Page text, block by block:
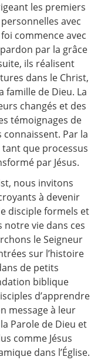
les premiers
avec
commence avec
par la grâce
ils réalisent
dans le Christ,
famille de Dieu. La
changés et des
témoignages de
connaissent. Par la
que processus
par Jésus.
nous invitons
à devenir
disciple formels et
notre vie dans ces
le Seigneur
sur l’histoire
de petits
biblique
d’apprendre
message à leur
Parole de Dieu et
comme Jésus
dans l’Église.